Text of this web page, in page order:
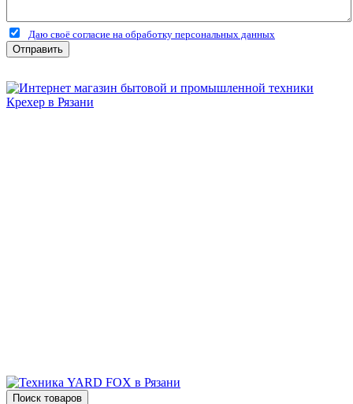
Даю своё согласие на обработку персональных данных
Отправить
Поиск товаров